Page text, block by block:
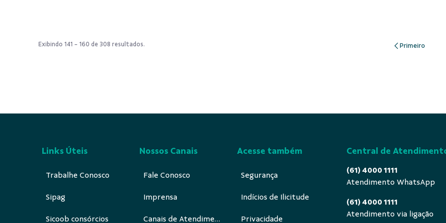
Exibindo 141 - 160 de 308 resultados.
Links Úteis
Trabalhe Conosco
Sipag
Sicoob consórcios
Nossos Canais
Fale Conosco
Imprensa
Canais de Atendimento
Acesse também
Segurança
Indícios de Ilicitude
Privacidade
Central de
(61) 4000 1111
Atendimento WhatsApp
(61) 4000 1111
Atendimento via ligação